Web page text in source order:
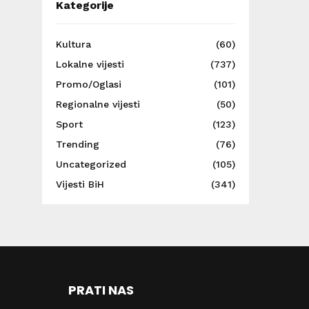
Kategorije
Kultura
(60)
Lokalne vijesti
(737)
Promo/Oglasi
(101)
Regionalne vijesti
(50)
Sport
(123)
Trending
(76)
Uncategorized
(105)
Vijesti BiH
(341)
PRATI NAS